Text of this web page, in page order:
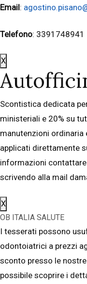
Email:
Telefono: 3391748941
X
Scontistica dedicata
ministeriali e 20% su
manutenzioni ordinaria
applicati direttamente
informazioni
scrivendo alla mail
X
OB ITALIA SALUTE
I tesserati possono
odontoiatrici a prezzi
sconto presso le
possibile scoprire i